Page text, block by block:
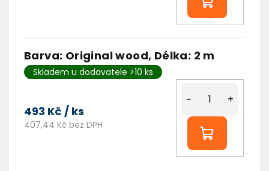
Barva: Original wood, Délka: 2 m
Skladem u dodavatele >10 ks
493 Kč / ks
407,44 Kč bez DPH
+
−